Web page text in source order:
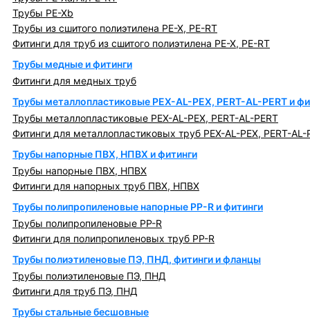
Трубы PE-Xb
Трубы из сшитого полиэтилена PE-X, PE-RT
Фитинги для труб из сшитого полиэтилена PE-X, PE-RT
Трубы медные и фитинги
Фитинги для медных труб
Трубы металлопластиковые PEX-AL-PEX, PERT-AL-PERT и
Трубы металлопластиковые PEX-AL-PEX, PERT-AL-PERT
Фитинги для металлопластиковых труб PEX-AL-PEX, PERT-AL-
Трубы напорные ПВХ, НПВХ и фитинги
Трубы напорные ПВХ, НПВХ
Фитинги для напорных труб ПВХ, НПВХ
Трубы полипропиленовые напорные PP-R и фитинги
Трубы полипропиленовые PP-R
Фитинги для полипропиленовых труб PP-R
Трубы полиэтиленовые ПЭ, ПНД, фитинги и фланцы
Трубы полиэтиленовые ПЭ, ПНД
Фитинги для труб ПЭ, ПНД
Трубы стальные бесшовные